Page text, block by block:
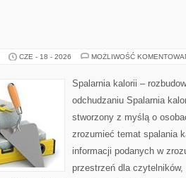
CZE - 18 - 2026 MOŻLIWOŚĆ
Spalarnia kalorii –
odchudzaniu Spalarnia
stworzony z myślą o
zrozumieć temat spalania
informacji podanych w
przestrzeń dla